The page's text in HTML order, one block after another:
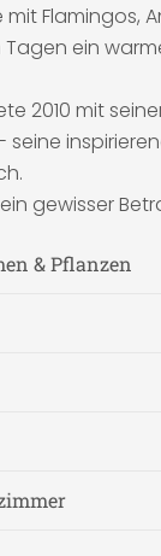
ein
2010 mit
gewisser
& Pflanzen